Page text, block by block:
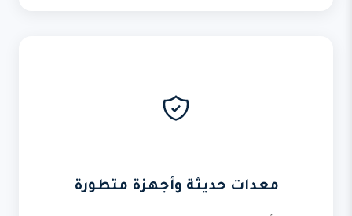
معدات حديثة وأجهزة متطورة